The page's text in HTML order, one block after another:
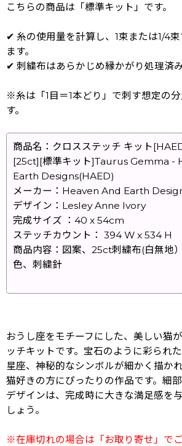
こちらの商品は「標準キット」です。
✔ 糸の使用量を計算し、1束または1/4
ます。
✔ 刺繍布はあらかじめ縁かがり処理済み
※糸は「1目＝1本どり」で刺す想定の
す。
商品名：クロスステッチ キット
[25ct][標準キット]Taurus Gemma -
Earth Designs(HAED)
メーカー：Heaven And Earth
デザイン：Lesley Anne Ivory
完成サイズ ：40 x 54cm
ステッチカウント： 394 W x 534 H
商品内容：図案、25ct刺繍布(白無地
色、刺繍針
おうし座をモチーフにした、美しい猫
ッチキットです。宝石のように彩られ
星座、神秘的なシンボルが細かく描か
猫好きの方にぴったりの作品です。細
デザインは、完成時に大きな満足感を
しょう。
※在庫切れの場合は「お取り寄せ」でご